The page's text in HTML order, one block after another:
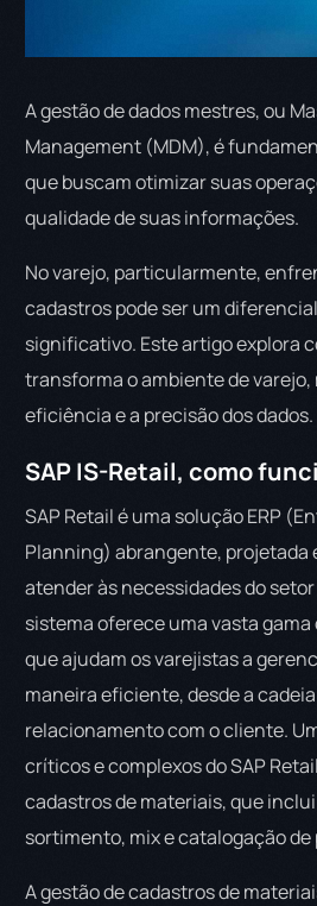
A gestão de dados mestres, ou
Management (MDM), é
que buscam otimizar suas
qualidade de suas informações.
No varejo, particularmente,
cadastros pode ser um
significativo. Este artigo explora
transforma o ambiente de varejo,
eficiência e a precisão dos dados.
SAP IS-Retail, como
SAP Retail é uma solução ERP
Planning) abrangente, projetada
atender às necessidades do
sistema oferece uma vasta
que ajudam os varejistas a
maneira eficiente, desde a
relacionamento com o cliente.
críticos e complexos do SAP
cadastros de materiais, que
sortimento, mix e catalogação de
A gestão de cadastros de